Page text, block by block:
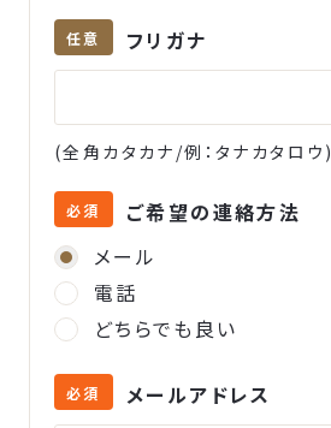
フリガナ
任意
(全角カタカナ/例：タナカタロウ)
ご希望の連絡方法
必須
メール
電話
どちらでも良い
メールアドレス
必須